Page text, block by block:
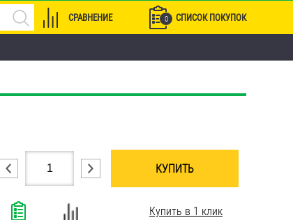
0 СПИСОК ПОКУПОК
СРАВНЕНИЕ
КУПИТЬ
Купить в 1 клик